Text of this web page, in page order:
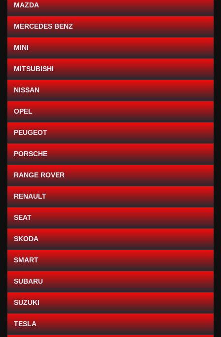
MAZDA
MERCEDES BENZ
MINI
MITSUBISHI
NISSAN
OPEL
PEUGEOT
PORSCHE
RANGE ROVER
RENAULT
SEAT
SKODA
SMART
SUBARU
SUZUKI
TESLA